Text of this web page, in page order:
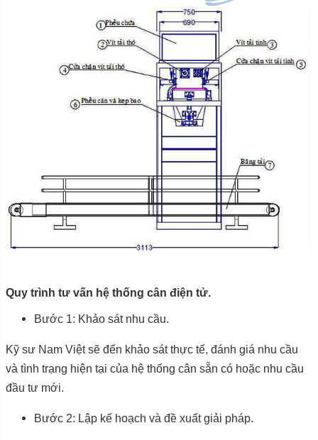
Quy trình tư vấn hệ thống cân điện tử.
Bước 1: Khảo sát nhu cầu.
Kỹ sư Nam Việt sẽ đến khảo sát thực tế, đánh giá nhu cầu
và tình trạng hiện tại của hệ thống cân sẵn có hoặc nhu cầu
đầu tư mới.
Bước 2: Lập kế hoạch và đề xuất giải pháp.